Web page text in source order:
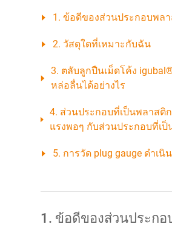
1. ข้อดีของส่วนประกอบพล
2. วัสดุใดที่เหมาะกับฉัน
3. ตลับลูกปืนเม็ดโค้ง
หล่อลื่นได้อย่างไร
4. ส่วนประกอบที่เป็นพลาสติ
แรงพอๆ กับส่วนประกอบที่เ
5. การวัด plug gauge ดำเนิ
1. ข้อดีของส่วนประกอ